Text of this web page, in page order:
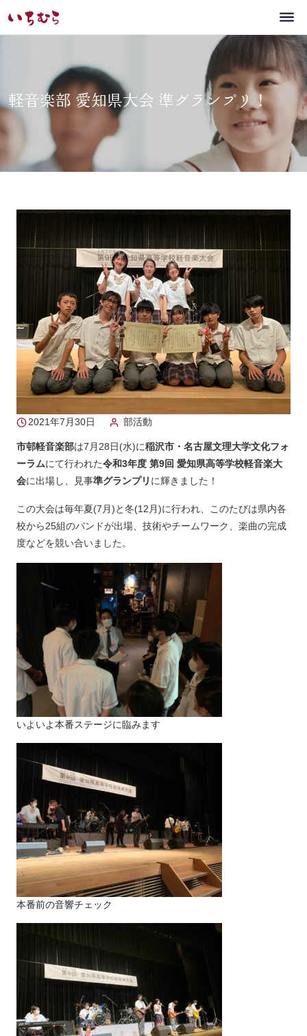
軽音楽部 愛知県大会 準グランプリ！
2021年7月30日 部活動
市邨軽音楽部は7月28日(水)に稲沢市・名古屋文理大学文化フォ
ーラムにて行われた令和3年度 第9回 愛知県高等学校軽音楽大
会に出場し、見事準グランプリ に輝きました！
この大会は毎年夏(7月)と冬(12月)に行われ、このたびは県内各
校から25組のバンドが出場、技術やチームワーク、楽曲の完成
度などを競い合いました。
いよいよ本番ステージに臨みます
本番前の音響チェック